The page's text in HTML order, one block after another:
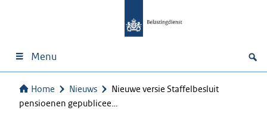
Menu
Home Nieuws
Nieuwe versie Staffelbesluit
pensioenen gepublicee…